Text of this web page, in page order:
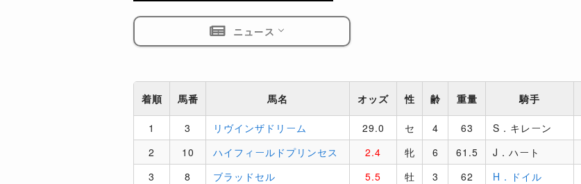
ニュース
着順 馬番 馬名 オッズ 性 齢 重量 騎手
1 3 リヴインザドリーム 29.0 セ 4 63 S．キレーン
2
10 ハイフィールドプリンセス 2.4 牝 6 61.5 J．ハート
3
8 ブラッドセル 5.5 牡 3 62 H．ドイル